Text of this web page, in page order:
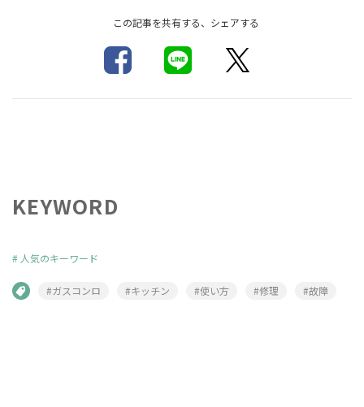
この記事を共有する、シェアする
KEYWORD
# 人気のキーワード
#ガスコンロ #キッチン #使い方 #修理 #故障